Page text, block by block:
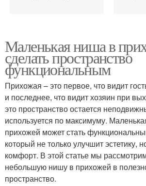
технологии
Маленькая ниша в
сделать пространство
функциональным
Прихожая – это первое, что видит
и последнее, что видит хозяин при
это пространство остается
используется по максимуму.
прихожей может стать
который не только улучшит эстетику,
комфорт. В этой статье мы
небольшую нишу в прихожей в
пространство.